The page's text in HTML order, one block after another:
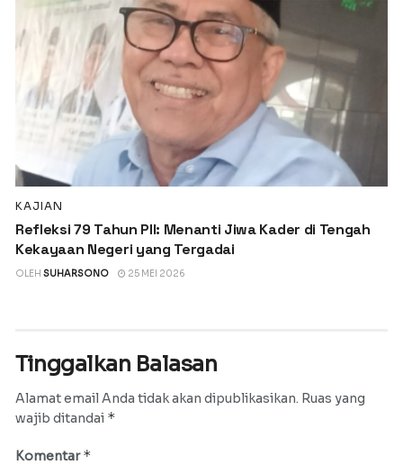
KAJIAN
Refleksi 79 Tahun PII: Menanti Jiwa Kader di Tengah
Kekayaan Negeri yang Tergadai
OLEH SUHARSONO 25 MEI 2026
Tinggalkan Balasan
Alamat email Anda tidak akan dipublikasikan. Ruas yang
wajib ditandai *
Komentar*